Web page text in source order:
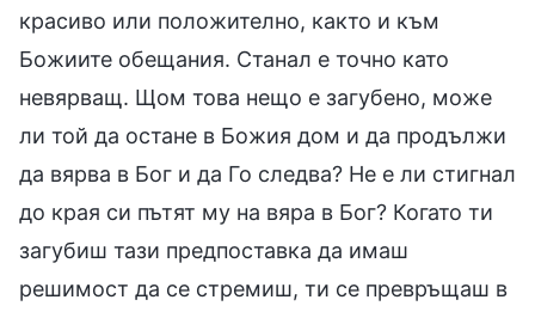
красиво или положително, както и към
Божиите обещания. Станал е точно като
невярващ. Щом това нещо е загубено, може
ли той да остане в Божия дом и да продължи
да вярва в Бог и да Го следва? Не е ли стигнал
до края си пътят му на вяра в Бог? Когато ти
загубиш тази предпоставка да имаш
решимост да се стремиш, ти се превръщаш в